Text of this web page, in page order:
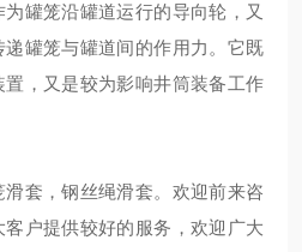
罐笼沿罐道运行的导向轮，又
罐笼与罐道间的作用力。它既
，又是较为影响井筒装备工作
套，钢丝绳滑套。欢迎前来咨
户提供较好的服务，欢迎广大